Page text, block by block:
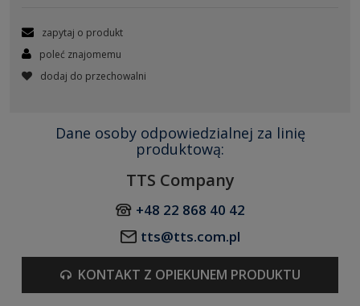
zapytaj o produkt
poleć znajomemu
dodaj do przechowalni
Dane osoby odpowiedzialnej za linię
produktową:
TTS Company
+48 22 868 40 42
tts@tts.com.pl
KONTAKT Z OPIEKUNEM PRODUKTU